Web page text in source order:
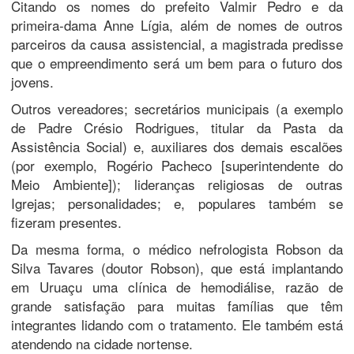
Citando os nomes do prefeito Valmir Pedro e da
primeira-dama Anne Lígia, além de nomes de outros
parceiros da causa assistencial, a magistrada predisse
que o empreendimento será um bem para o futuro dos
jovens.
Outros vereadores; secretários municipais (a exemplo
de Padre Crésio Rodrigues, titular da Pasta da
Assistência Social) e, auxiliares dos demais escalões
(por exemplo, Rogério Pacheco [superintendente do
Meio Ambiente]); lideranças religiosas de outras
Igrejas; personalidades; e, populares também se
fizeram presentes.
Da mesma forma, o médico nefrologista Robson da
Silva Tavares (doutor Robson), que está implantando
em Uruaçu uma clínica de hemodiálise, razão de
grande satisfação para muitas famílias que têm
integrantes lidando com o tratamento. Ele também está
atendendo na cidade nortense.